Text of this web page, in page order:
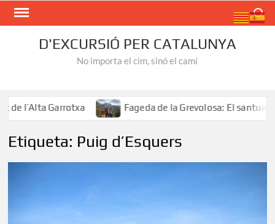
Skip
D'EXCURSIÓ PER CATALUNYA
No importa el cim, sinó el camí
l’Alta Garrotxa Fageda de la Grevolosa: El santuari
Etiqueta: Puig d’Esquers